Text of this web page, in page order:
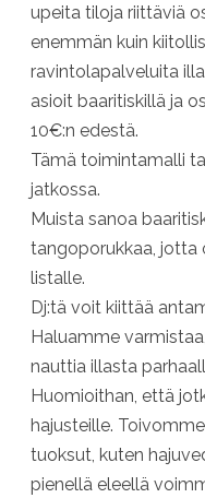
upeita tiloja riittäviä
enemmän kuin
ravintolapalveluita
asioit baaritiskillä ja
10€:n edestä.
Tämä toimintamalli
jatkossa.
Muista sanoa
tangoporukkaa, jotta
listalle.
Dj:tä voit kiittää
Haluamme
nauttia illasta
Huomioithan, että
hajusteille.
tuoksut, kuten
pienellä eleellä